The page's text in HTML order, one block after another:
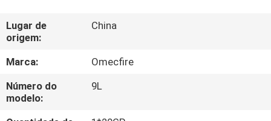
VÍDEOS
SOBRE
NÓS
Lugar de
origem:
China
Marca:
Omecfire
Número do
modelo:
9L